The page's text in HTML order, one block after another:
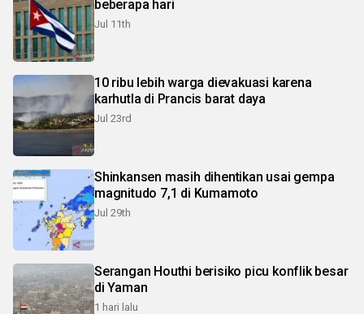
beberapa hari
Jul 11th
10 ribu lebih warga dievakuasi karena
karhutla di Prancis barat daya
Jul 23rd
Shinkansen masih dihentikan usai gempa
magnitudo 7,1 di Kumamoto
Jul 29th
Serangan Houthi berisiko picu konflik besar
di Yaman
1 hari lalu